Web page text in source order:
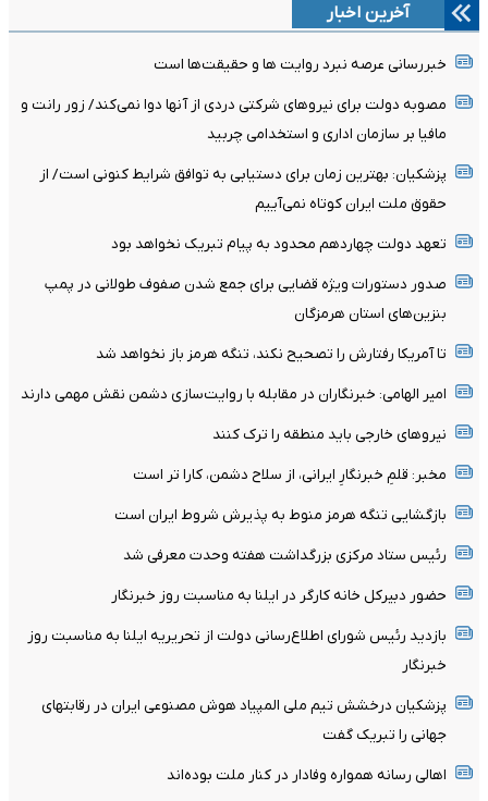
آخرین اخبار
خبررسانی عرصه نبرد روایت ها و حقیقت‌ها است
مصوبه دولت برای نیروهای شرکتی دردی از آنها دوا نمی‌کند/ زور رانت و
مافیا بر سازمان اداری و استخدامی چربید
پزشکیان‌: بهترین زمان برای دستیابی به توافق شرایط کنونی است/ از
حقوق ملت ایران کوتاه نمی‌آییم
تعهد دولت چهاردهم محدود به پیام تبریک نخواهد بود
صدور دستورات ویژه قضایی برای جمع شدن صفوف طولانی در پمپ
بنزین‌های استان هرمزگان
تا آمریکا رفتارش را تصحیح نکند، تنگه هرمز باز نخواهد شد
امیر الهامی: خبرنگاران در مقابله با روایت‌سازی دشمن نقش مهمی دارند
نیرو‌های خارجی باید منطقه را ترک کنند
مخبر: قلمِ خبرنگارِ ایرانی، از سلاح دشمن، کارا تر است
بازگشایی تنگه هرمز منوط به پذیرش شروط ایران است
رئیس ستاد مرکزی بزرگداشت هفته وحدت معرفی شد
حضور دبیرکل خانه کارگر در ایلنا به مناسبت روز خبرنگار
بازدید رئیس شورای اطلاع‌رسانی دولت از تحریریه ایلنا به مناسبت روز
خبرنگار
پزشکیان درخشش تیم ملی المپیاد هوش مصنوعی ایران در رقابتهای
جهانی را تبریک گفت
اهالی رسانه همواره وفادار در کنار ملت بوده‌اند